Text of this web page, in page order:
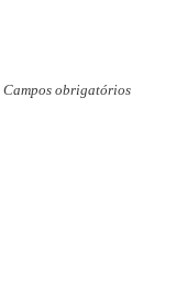
Campos obrigatórios